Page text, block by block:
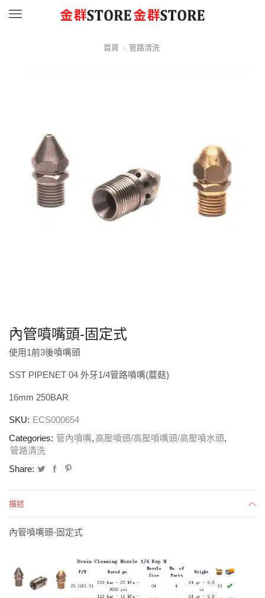
Menu
首頁 管路清洗
內管噴嘴頭-固定式
使用1前3後噴嘴頭
SST PIPENET 04 外牙1/4管路噴嘴(蘑菇)
16mm 250BAR
SKU: ECS000654
Categories: 管內噴嘴, 高壓噴頭/高壓噴嘴頭/高壓噴水頭,
管路清洗
Share:
描述
內管噴嘴頭-固定式